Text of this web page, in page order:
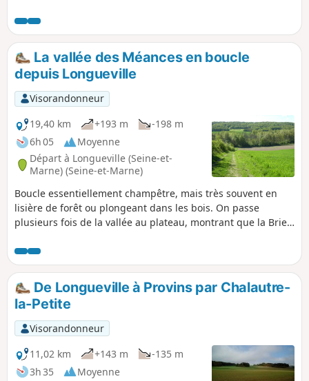
qui se retira ici à la fin de sa vie.
La vallée des Méances en boucle
depuis Longueville
Visorandonneur
19,40 km
+193 m
-198 m
6h 05
Moyenne
Départ à Longueville (Seine-et-
Marne) (Seine-et-Marne)
Boucle essentiellement champêtre, mais très souvent en
lisière de forêt ou plongeant dans les bois. On passe
plusieurs fois de la vallée au plateau, montrant que la Brie
de vue très ouverts, y compris au loin sur la ville haute de
Provins. La sortie peut être l'occasion de visiter Le "Musée
du chemin de fer vivant" et la "Rotonde ferroviaire de
Longueville"
De Longueville à Provins par Chalautre-
la-Petite
Visorandonneur
11,02 km
+143 m
-135 m
3h 35
Moyenne